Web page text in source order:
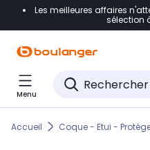
Accéder directement à
Accéder directement au
Accéder directement au
Les meilleures affaires
sélection
Menu
Accueil Coque - Etui -